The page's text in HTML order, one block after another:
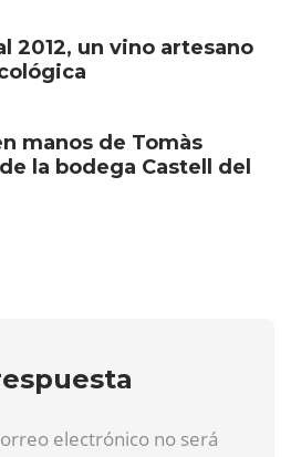
2012, un vino artesano
manos de Tomàs
la bodega Castell del
electrónico no será